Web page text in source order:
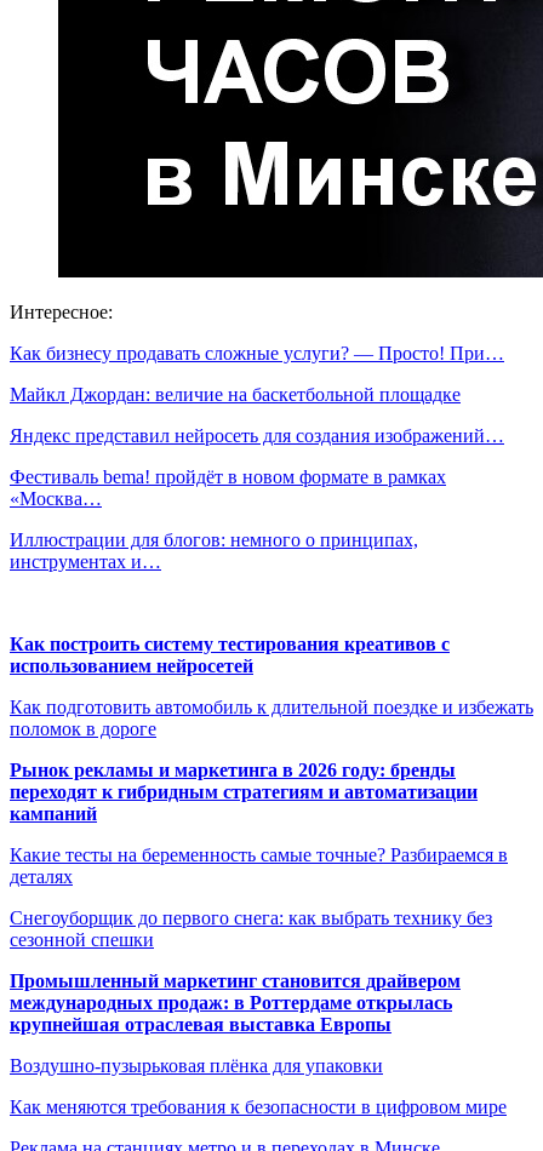
Интересное:
Как бизнесу продавать сложные услуги? — Просто! При…
Майкл Джордан: величие на баскетбольной площадке
Яндекс представил нейросеть для создания изображений…
Фестиваль bema! пройдёт в новом формате в рамках
«Москва…
Иллюстрации для блогов: немного о принципах,
инструментах и…
Как построить систему тестирования креативов с
использованием нейросетей
Как подготовить автомобиль к длительной поездке и избежать
поломок в дороге
Рынок рекламы и маркетинга в 2026 году: бренды
переходят к гибридным стратегиям и автоматизации
кампаний
Какие тесты на беременность самые точные? Разбираемся в
деталях
Снегоуборщик до первого снега: как выбрать технику без
сезонной спешки
Промышленный маркетинг становится драйвером
международных продаж: в Роттердаме открылась
крупнейшая отраслевая выставка Европы
Воздушно-пузырьковая плёнка для упаковки
Как меняются требования к безопасности в цифровом мире